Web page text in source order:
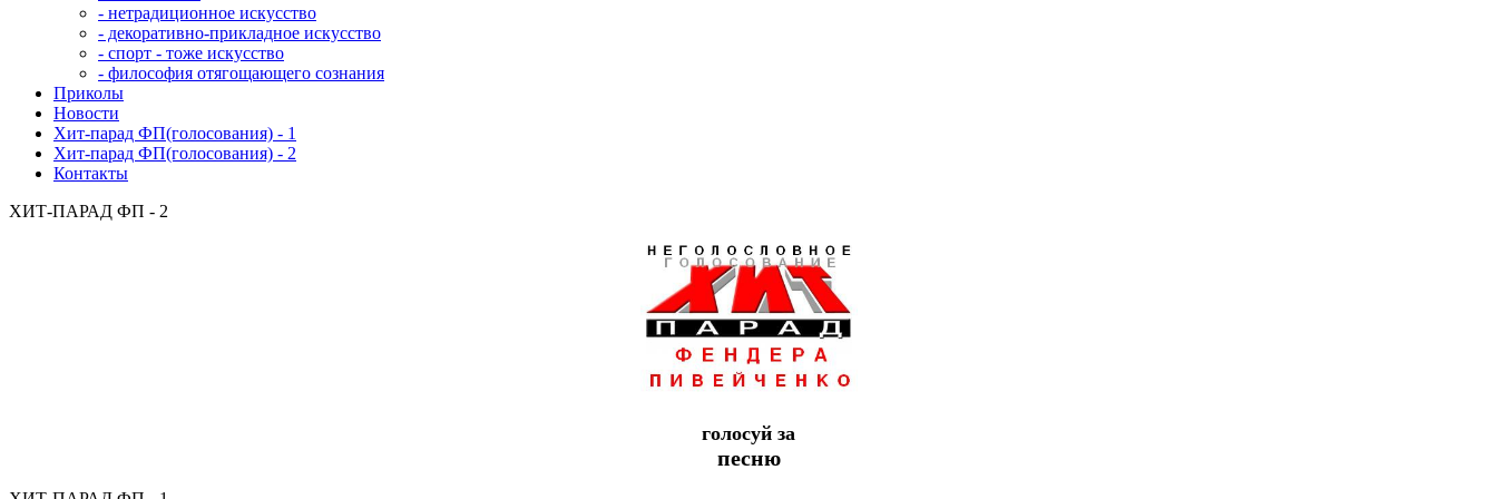
- нетрадиционное искусство
- декоративно-прикладное искусство
- спорт - тоже искусство
- философия отягощающего сознания
Приколы
Новости
Хит-парад ФП(голосования) - 1
Хит-парад ФП(голосования) - 2
Контакты
ХИТ-ПАРАД ФП - 2
голосуй за
песню